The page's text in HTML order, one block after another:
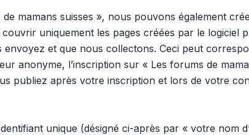
mamans suisses », nous pouvons également
uniquement les pages créées par le logiciel
et que nous collectons. Ceci peut
anonyme, l’inscription sur « Les forums de
publiez après votre inscription et lors de votre
unique (désigné ci-après par « votre nom